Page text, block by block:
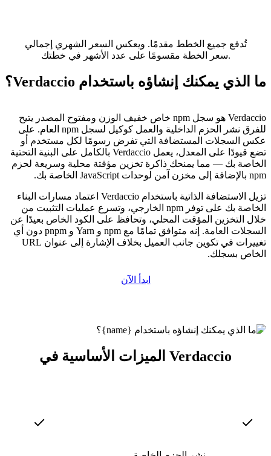
تُدفع جميع الخطط مقدمًا. ويعكس السعر الشهري إجمالي
سعر الخطة مقسومًا على عدد الأشهر في خطتك.
ما الذي يمكنك إنشاؤه باستخدام Verdaccio؟
Verdaccio هو سجل npm خاص خفيف الوزن ومفتوح المصدر يتيح
للفرق نشر الحزم الداخلية والعمل كوكيل لسجل npm العام. على
عكس السجلات المستضافة التي تفرض رسومًا لكل مستخدم أو
تضع قيودًا على المعدل، يعمل Verdaccio بالكامل على البنية التحتية
الخاصة بك — مما يمنحك ذاكرة تخزين مؤقتة محلية وسريعة لحزم
npm بالإضافة إلى مخزن آمن لوحدات JavaScript الخاصة بك.
تزيل الاستضافة الذاتية باستخدام Verdaccio اعتماد مسارات البناء
الخاصة بك على توفر npm الخارجي، وتسرع عمليات التثبيت من
خلال التخزين المؤقت المحلي، وتحافظ على الكود الخاص بعيدًا عن
السجلات العامة. إنه متوافق تمامًا مع npm و Yarn و pnpm دون أي
تغييرات في تكوين جانب العميل بخلاف الإشارة إلى عنوان URL
الخاص بسجلك.
ابدأ الآن
الميزات الأساسية في Verdaccio